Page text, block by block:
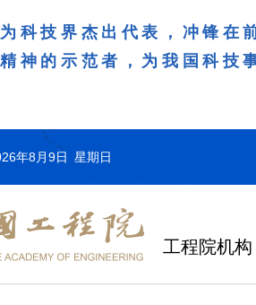
科技界杰出代表，冲锋在
神的示范者，为我国科技
年8月9日 星期日
工程院机构